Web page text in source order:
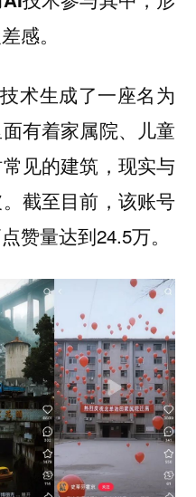
感。
术生成了一座名为
有着家属院、儿童
见的建筑，现实与
截至目前，该账号
赞量达到24.5万。